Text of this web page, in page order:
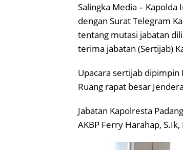
Salingka Media – Kapolda
dengan Surat Telegram
tentang mutasi jabatan
terima jabatan (Sertijab)
Upacara sertijab dipimpin
Ruang rapat besar
Jabatan Kapolresta
AKBP Ferry Harahap, S.Ik,